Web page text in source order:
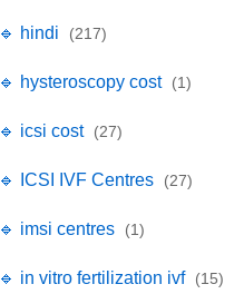
🔹 hindi (217)
🔹 hysteroscopy cost (1)
🔹 icsi cost (27)
🔹 ICSI IVF Centres (27)
🔹 imsi centres (1)
🔹 in vitro fertilization ivf (15)